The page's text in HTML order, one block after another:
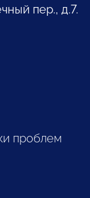
пер., д.7.
проблем